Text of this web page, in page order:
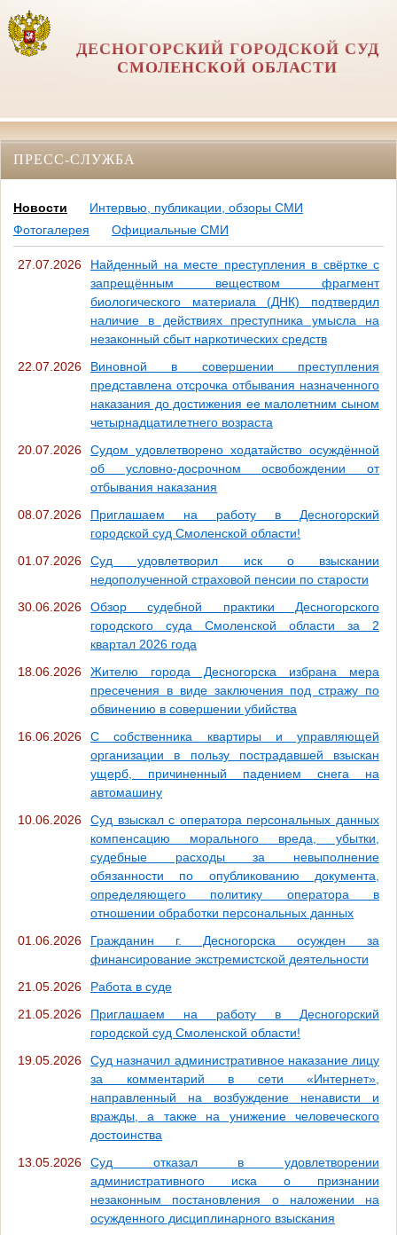
ДЕСНОГОРСКИЙ ГОРОДСКОЙ СУД
СМОЛЕНСКОЙ ОБЛАСТИ
ПРЕСС-СЛУЖБА
Новости
Интервью, публикации, обзоры СМИ
Фотогалерея
Официальные СМИ
27.07.2026
Найденный на месте преступления в свёртке с
запрещённым веществом фрагмент
биологического материала (ДНК) подтвердил
наличие в действиях преступника умысла на
незаконный сбыт наркотических средств
22.07.2026
Виновной в совершении преступления
представлена отсрочка отбывания назначенного
наказания до достижения ее малолетним сыном
четырнадцатилетнего возраста
20.07.2026
Судом удовлетворено ходатайство осуждённой
об условно-досрочном освобождении от
отбывания наказания
08.07.2026
Приглашаем на работу в Десногорский
городской суд Смоленской области!
01.07.2026
Суд удовлетворил иск о взыскании
недополученной страховой пенсии по старости
30.06.2026
Обзор судебной практики Десногорского
городского суда Смоленской области за 2
квартал 2026 года
18.06.2026
Жителю города Десногорска избрана мера
пресечения в виде заключения под стражу по
обвинению в совершении убийства
16.06.2026
С собственника квартиры и управляющей
организации в пользу пострадавшей взыскан
ущерб, причиненный падением снега на
автомашину
10.06.2026
Суд взыскал с оператора персональных данных
компенсацию морального вреда, убытки,
судебные расходы за невыполнение
обязанности по опубликованию документа,
определяющего политику оператора в
отношении обработки персональных данных
01.06.2026
Гражданин г. Десногорска осужден за
финансирование экстремистской деятельности
21.05.2026
Работа в суде
21.05.2026
Приглашаем на работу в Десногорский
городской суд Смоленской области!
19.05.2026
Суд назначил административное наказание лицу
за комментарий в сети «Интернет»,
направленный на возбуждение ненависти и
вражды, а также на унижение человеческого
достоинства
13.05.2026
Суд отказал в удовлетворении
административного иска о признании
незаконным постановления о наложении на
осужденного дисциплинарного взыскания